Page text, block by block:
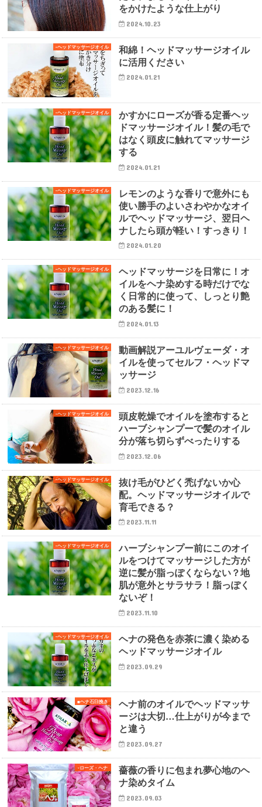
をかけたような仕上がり
2024.10.23
-ヘッドマッサージオイル
和綿！ヘッドマッサージオイル
に活用ください
2024.01.21
-ヘッドマッサージオイル
かすかにローズが香る定番ヘッ
ドマッサージオイル！髪の毛で
はなく頭皮に触れてマッサージ
する
2024.01.21
-ヘッドマッサージオイル
レモンのような香りで意外にも
使い勝手のよいさわやかなオイ
ルでヘッドマッサージ、翌日ヘ
ナしたら頭が軽い！すっきり！
2024.01.20
-ヘッドマッサージオイル
ヘッドマッサージを日常に！オ
イルをヘナ染めする時だけでな
く日常的に使って、しっとり艶
のある髪に！
2024.01.13
-ヘッドマッサージオイル
動画解説アーユルヴェーダ・オ
イルを使ってセルフ・ヘッドマ
ッサージ
2023.12.16
-ヘッドマッサージオイル
頭皮乾燥でオイルを塗布すると
ハーブシャンプーで髪のオイル
分が落ち切らずべったりする
2023.12.06
-ヘッドマッサージオイル
抜け毛がひどく禿げないか心
配。ヘッドマッサージオイルで
育毛できる？
2023.11.11
-ヘッドマッサージオイル
ハーブシャンプー前にこのオイ
ルをつけてマッサージした方が
逆に髪が脂っぽくならない？地
肌が意外とサラサラ！脂っぽく
ないぞ！
2023.11.10
-ヘッドマッサージオイル
ヘナの発色を赤茶に濃く染める
ヘッドマッサージオイル
2023.09.29
■ヘナ石臼挽き
ヘナ前のオイルでヘッドマッサ
ージは大切…仕上がりが今まで
と違う
2023.09.27
-ローズ・ヘナ
薔薇の香りに包まれ夢心地のヘ
ナ染めタイム
2023.09.03